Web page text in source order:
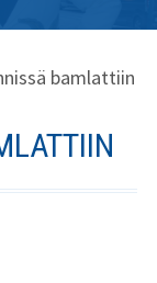
bamlattiin